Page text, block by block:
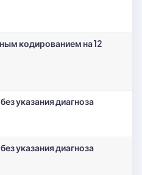
кодированием на 12
указания диагноза
указания диагноза